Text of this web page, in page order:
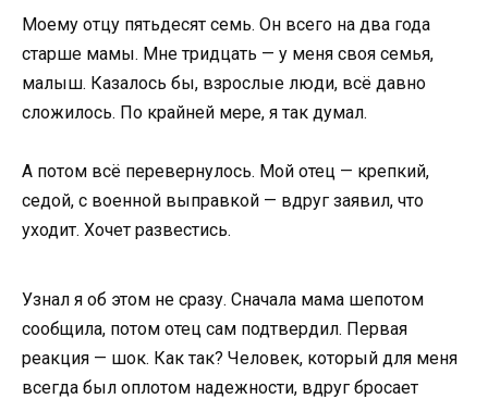
Моему отцу пятьдесят семь. Он всего на два года
старше мамы. Мне тридцать — у меня своя семья,
малыш. Казалось бы, взрослые люди, всё давно
сложилось. По крайней мере, я так думал.
А потом всё перевернулось. Мой отец — крепкий,
седой, с военной выправкой — вдруг заявил, что
уходит. Хочет развестись.
Узнал я об этом не сразу. Сначала мама шепотом
сообщила, потом отец сам подтвердил. Первая
реакция — шок. Как так? Человек, который для меня
всегда был оплотом надежности, вдруг бросает